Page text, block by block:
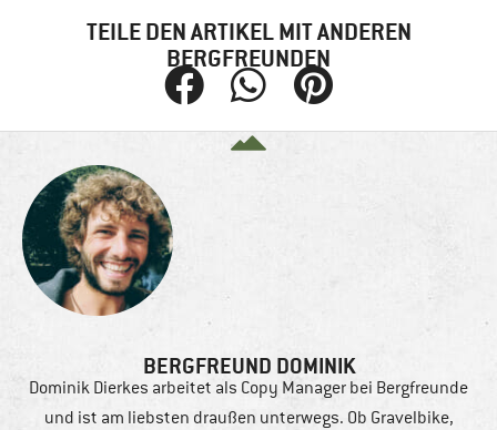
TEILE DEN ARTIKEL MIT ANDEREN
BERGFREUNDEN
BERGFREUND DOMINIK
Dominik Dierkes arbeitet als Copy Manager bei Bergfreunde
und ist am liebsten draußen unterwegs. Ob Gravelbike,